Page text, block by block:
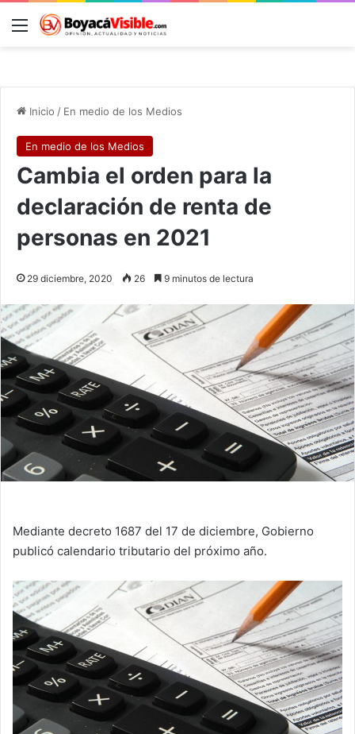
Menú
Inicio / En medio de los Medios
En medio de los Medios
Cambia el orden para la
declaración de renta de
personas en 2021
29 diciembre, 2020 26 9 minutos de lectura
Mediante decreto 1687 del 17 de diciembre, Gobierno
publicó calendario tributario del próximo año.